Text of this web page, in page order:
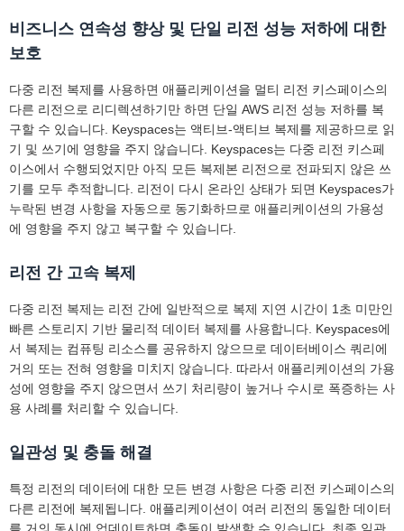
비즈니스 연속성 향상 및 단일 리전 성능 저하에 대한
보호
다중 리전 복제를 사용하면 애플리케이션을 멀티 리전 키스페이스의
다른 리전으로 리디렉션하기만 하면 단일 AWS 리전 성능 저하를 복
구할 수 있습니다. Keyspaces는 액티브-액티브 복제를 제공하므로 읽
기 및 쓰기에 영향을 주지 않습니다. Keyspaces는 다중 리전 키스페
이스에서 수행되었지만 아직 모든 복제본 리전으로 전파되지 않은 쓰
기를 모두 추적합니다. 리전이 다시 온라인 상태가 되면 Keyspaces가
누락된 변경 사항을 자동으로 동기화하므로 애플리케이션의 가용성
에 영향을 주지 않고 복구할 수 있습니다.
리전 간 고속 복제
다중 리전 복제는 리전 간에 일반적으로 복제 지연 시간이 1초 미만인
빠른 스토리지 기반 물리적 데이터 복제를 사용합니다. Keyspaces에
서 복제는 컴퓨팅 리소스를 공유하지 않으므로 데이터베이스 쿼리에
거의 또는 전혀 영향을 미치지 않습니다. 따라서 애플리케이션의 가용
성에 영향을 주지 않으면서 쓰기 처리량이 높거나 수시로 폭증하는 사
용 사례를 처리할 수 있습니다.
일관성 및 충돌 해결
특정 리전의 데이터에 대한 모든 변경 사항은 다중 리전 키스페이스의
다른 리전에 복제됩니다. 애플리케이션이 여러 리전의 동일한 데이터
를 거의 동시에 업데이트하면 충돌이 발생할 수 있습니다. 최종 일관